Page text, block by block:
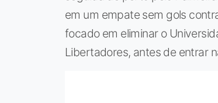
em um empate sem gols
focado em eliminar o
Libertadores, antes de entrar